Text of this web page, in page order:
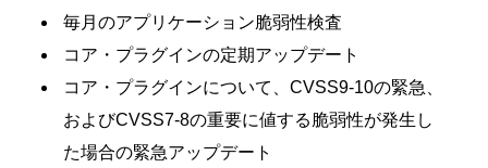
毎月のアプリケーション脆弱性検査
コア・プラグインの定期アップデート
コア・プラグインについて、CVSS9-10の緊急、
およびCVSS7-8の重要に値する脆弱性が発生し
た場合の緊急アップデート